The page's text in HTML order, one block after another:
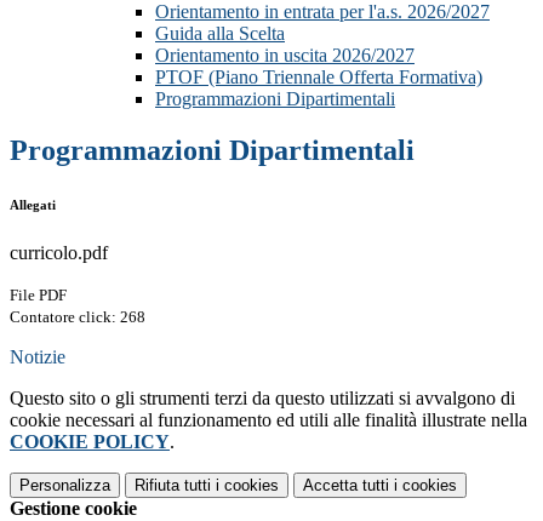
Orientamento in entrata per l'a.s. 2026/2027
Guida alla Scelta
Orientamento in uscita 2026/2027
PTOF (Piano Triennale Offerta Formativa)
Programmazioni Dipartimentali
Programmazioni Dipartimentali
Allegati
curricolo.pdf
File PDF
Contatore click: 268
Notizie
Questo sito o gli strumenti terzi da questo utilizzati si avvalgono di
cookie necessari al funzionamento ed utili alle finalità illustrate nella
COOKIE POLICY.
Personalizza Rifiuta tutti i cookies Accetta tutti i cookies
Gestione cookie